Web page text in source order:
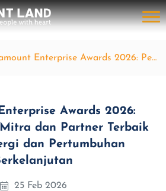
Awards 2026: Penghargaan Mitra dan Partner Terbaik untuk Sinergi dan Pertumbuhan Berkelanjutan
Awards 2026:
dan Partner Terbaik
dan Pertumbuhan
25 Feb 2026